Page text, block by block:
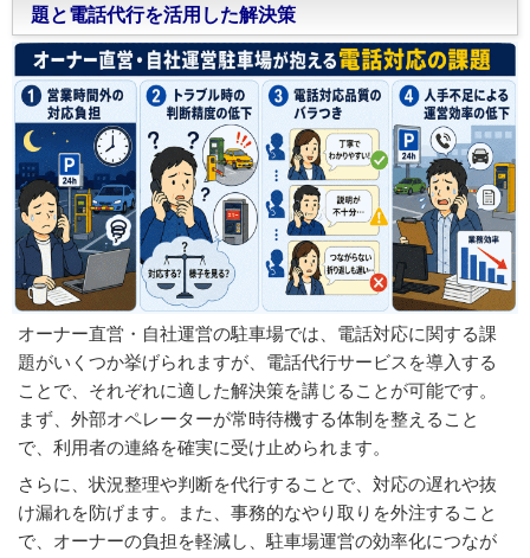
題と電話代行を活用した解決策
オーナー直営・自社運営の駐車場では、電話対応に関する課
題がいくつか挙げられますが、電話代行サービスを導入する
ことで、それぞれに適した解決策を講じることが可能です。
まず、外部オペレーターが常時待機する体制を整えること
で、利用者の連絡を確実に受け止められます。
さらに、状況整理や判断を代行することで、対応の遅れや抜
け漏れを防げます。また、事務的なやり取りを外注すること
で、オーナーの負担を軽減し、駐車場運営の効率化につなが